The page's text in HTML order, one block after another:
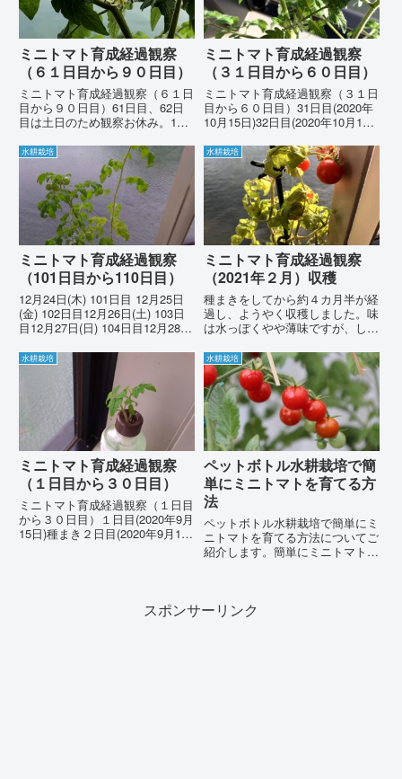
ミニトマト育成経過観察
（６１日目から９０日目）
ミニトマト育成経過観察（６１日
目から９０日目）61日目、62日
目は土日のため観察お休み。11
ました。ようやく花が咲きまし
た。 11月17日（64日目）どんど
ん花が咲いてます。 11月18日
（65日目）次々と...
ミニトマト育成経過観察
（３１日目から６０日目）
ミニトマト育成経過観察（３１日
目から６０日目）31日目(2020年
10月15日)32日目(2020年10月16
りをして帰ります。35日目(2020
年10月19日)週明け月曜日。大き
くなっていますね。36日目(2...
水耕栽培
ミニトマト育成経過観察
（101日目から110日目）
12月24日(木) 101日目 12月25日
(金) 102日目12月26日(土) 103日
目12月27日(日) 104日目12月28日
います。12月29日(火) 106日目支
柱を使って垂れ下がり防止今年
水耕栽培
ミニトマト育成経過観察
（2021年２月）収穫
種まきをしてから約４カ月半が経
過し、ようやく収穫しました。味
は水っぽくやや薄味ですが、しっ
穫した玉数は、全部で９個になり
ました。収穫前の最後の写真で
す。（収穫したところを撮り忘れ
てしまいました）次は何を育てよ
う...
水耕栽培
ミニトマト育成経過観察
（１日目から３０日目）
ミニトマト育成経過観察（１日目
から３０日目）１日目(2020年9月
15日)種まき２日目(2020年9月16
水耕栽培
ペットボトル水耕栽培で簡
単にミニトマトを育てる方
法
ペットボトル水耕栽培で簡単にミ
ニトマトを育てる方法についてご
紹介します。簡単にミニトマトを
うやるんですか？ミニトマトの水
スポンサーリンク